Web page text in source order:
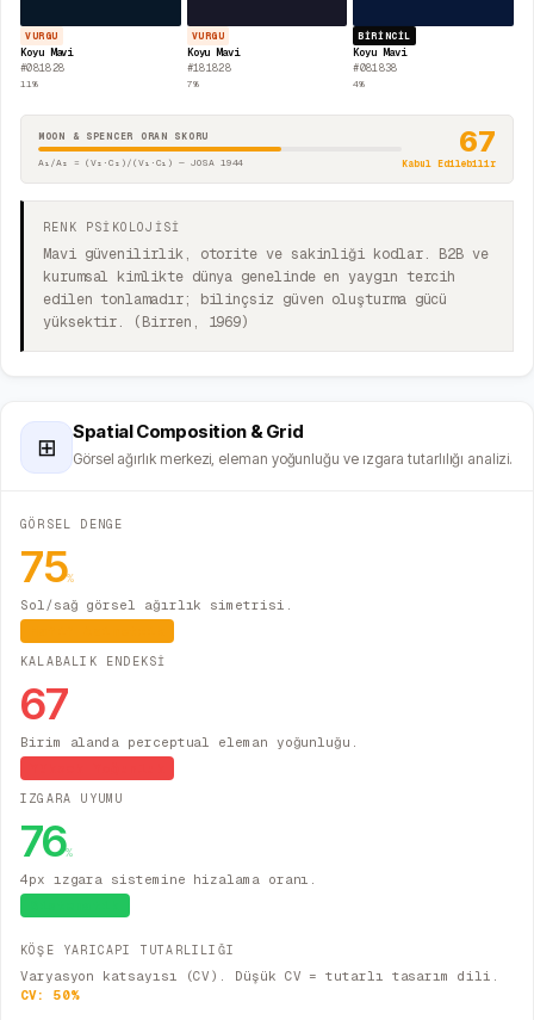
VURGU
Koyu Mavi
#081828
11%
VURGU
Koyu Mavi
#181828
7%
BIRINCIL
Koyu Mavi
#081838
4%
MOON & SPENCER ORAN SKORU
A₁/A₂ = (V₂·C₂)/(V₁·C₁) — JOSA 1944
67
Kabul Edilebilir
RENK PSİKOLOJİSİ
Mavi güvenilirlik, otorite ve sakinliği kodlar. B2B ve
kurumsal kimlikte dünya genelinde en yaygın tercih
edilen tonlamadır; bilinçsiz güven oluşturma gücü
yüksektir. (Birren, 1969)
⊞
Spatial Composition & Grid
Görsel ağırlık merkezi, eleman yoğunluğu ve ızgara tutarlılığı analizi.
GÖRSEL DENGE
75%
Sol/sağ görsel ağırlık simetrisi.
KALABALIK ENDEKSİ
67
Birim alanda perceptual eleman yoğunluğu.
IZGARA UYUMU
76%
4px ızgara sistemine hizalama oranı.
KÖŞE YARICAPI TUTARLILIĞI
Varyasyon katsayısı (CV). Düşük CV = tutarlı tasarım dili.
CV: 50%